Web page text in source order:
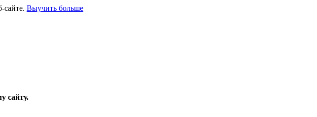
сайте. Выучить больше
сайту.